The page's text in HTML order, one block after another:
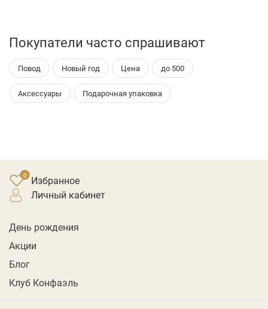
Покупатели часто спрашивают
Повод Новый год Цена до 500
Аксессуары Подарочная упаковка
Избранное
личный кабинет
День рождения
Акции
Блог
Клуб Конфаэль